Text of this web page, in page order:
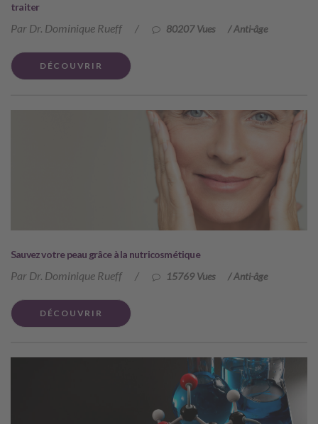
traiter
Par Dr. Dominique Rueff / 80207 Vues /Anti-âge
DÉCOUVRIR
Sauvez votre peau grâce à la nutricosmétique
Par Dr. Dominique Rueff / 15769 Vues /Anti-âge
DÉCOUVRIR